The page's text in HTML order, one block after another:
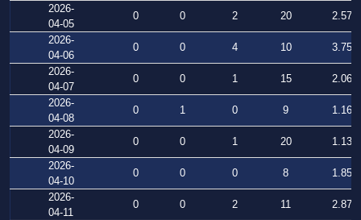
2026-
04-05
0 0 2 20
2.579
2026-
04-06
0 0 4 10
3.755
2026-
04-07
0 0 1 15
2.067
2026-
04-08
0 1 0 9
1.163
2026-
04-09
0 0 1 20
1.139
2026-
04-10
0 0 0 8
1.857
2026-
04-11
0 0 2 11
2.879